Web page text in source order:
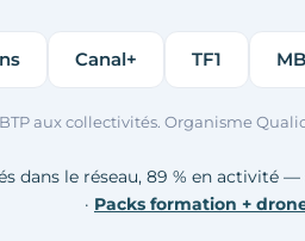
TF1 MBDA
aux collectivités. Organisme
dans le réseau, 89 % en activité
· Packs formation +